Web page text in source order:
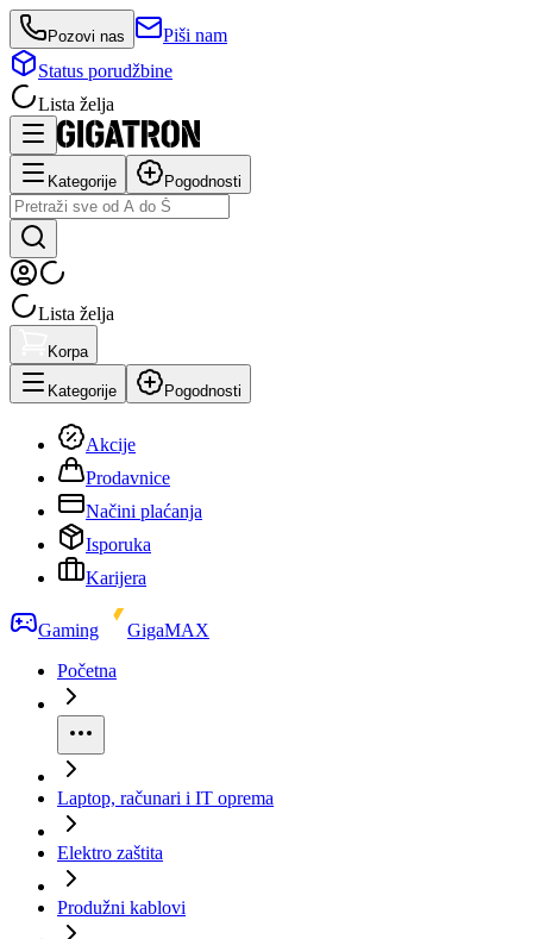
Pozovi nas
Piši nam
Status porudžbine
Lista želja
Kategorije Pogodnosti
Lista želja
Korpa
Kategorije Pogodnosti
Akcije
Prodavnice
Načini plaćanja
Isporuka
Karijera
Gaming
GigaMAX
Početna
Laptop, računari i IT oprema
Elektro zaštita
Produžni kablovi